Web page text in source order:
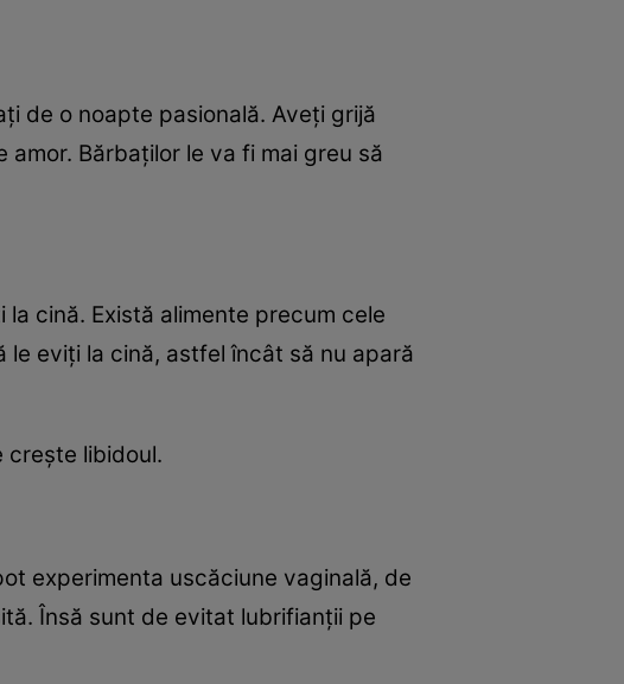
de o noapte pasională. Aveţi grijă
Bărbaţilor le va fi mai greu să
cină. Există alimente precum cele
eviţi la cină, astfel încât să nu apară
creşte libidoul.
experimenta uscăciune vaginală, de
Însă sunt de evitat lubrifianţii pe